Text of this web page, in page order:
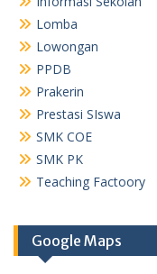
Lomba
Lowongan
PPDB
Prakerin
Prestasi SIswa
SMK COE
SMK PK
Teaching Factoory
Google Maps